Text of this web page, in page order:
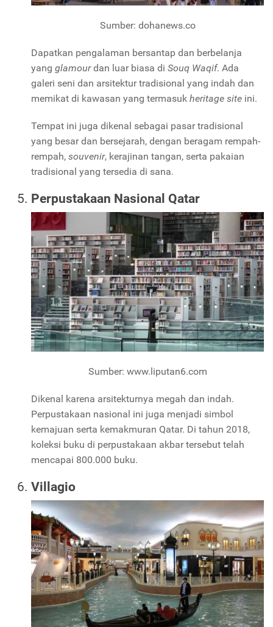
Sumber: dohanews.co
Dapatkan pengalaman bersantap dan berbelanja
yang glamourdan luar biasa di Souq Waqif. Ada
galeri seni dan arsitektur tradisional yang indah dan
memikat di kawasan yang termasuk heritage site ini.
Tempat ini juga dikenal sebagai pasar tradisional
yang besar dan bersejarah, dengan beragam rempah-
rempah, souvenir, kerajinan tangan, serta pakaian
tradisional yang tersedia di sana.
Perpustakaan Nasional Qatar
Sumber: www.liputan6.com
Dikenal karena arsitekturnya megah dan indah.
Perpustakaan nasional ini juga menjadi simbol
kemajuan serta kemakmuran Qatar. Di tahun 2018,
koleksi buku di perpustakaan akbar tersebut telah
mencapai 800.000 buku.
Villagio